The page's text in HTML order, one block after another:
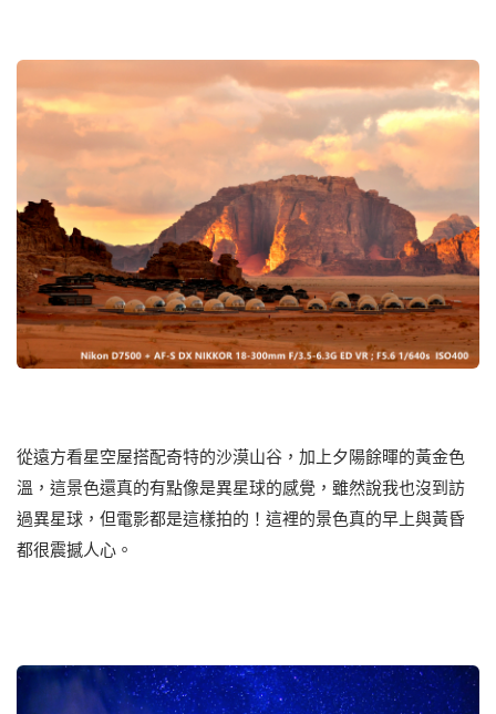
從遠方看星空屋搭配奇特的沙漠山谷，加上夕陽餘暉的黃金色
溫，這景色還真的有點像是異星球的感覺，雖然說我也沒到訪
過異星球，但電影都是這樣拍的！這裡的景色真的早上與黃昏
都很震撼人心。